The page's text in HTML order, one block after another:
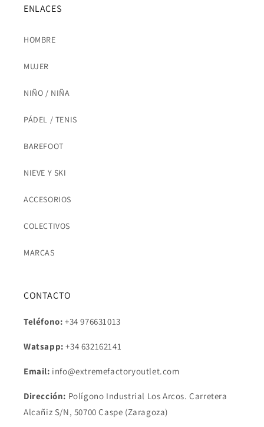
ENLACES
HOMBRE
MUJER
NIÑO / NIÑA
PÁDEL / TENIS
BAREFOOT
NIEVE Y SKI
ACCESORIOS
COLECTIVOS
MARCAS
CONTACTO
Teléfono: +34 976631013
Watsapp:+34 632162141
Email: info@extremefactoryoutlet.com
Dirección: Polígono Industrial Los Arcos. Carretera
Alcañiz S/N, 50700 Caspe (Zaragoza)